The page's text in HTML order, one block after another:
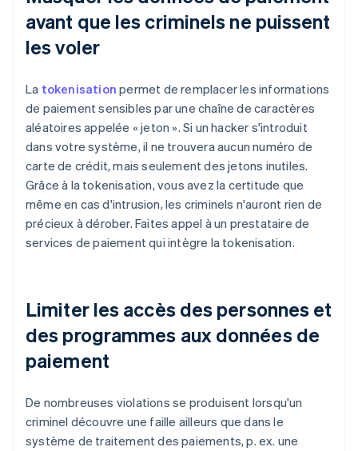
avant que les criminels ne puissent
les voler
La tokenisation permet de remplacer les informations
de paiement sensibles par une chaîne de caractères
aléatoires appelée « jeton ». Si un hacker s'introduit
dans votre système, il ne trouvera aucun numéro de
carte de crédit, mais seulement des jetons inutiles.
Grâce à la tokenisation, vous avez la certitude que
même en cas d'intrusion, les criminels n'auront rien de
précieux à dérober. Faites appel à un prestataire de
services de paiement qui intègre la tokenisation.
Limiter les accès des personnes et
des programmes aux données de
paiement
De nombreuses violations se produisent lorsqu'un
criminel découvre une faille ailleurs que dans le
système de traitement des paiements, p. ex. une